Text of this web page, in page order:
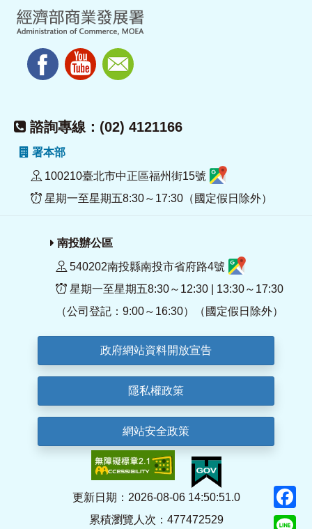
諮詢專線：(02) 4121166
署本部
100210臺北市中正區福州街15號
星期一至星期五8:30～17:30（國定假日除外）
南投辦公區
540202南投縣南投市省府路4號
星期一至星期五8:30～12:30 | 13:30～17:30
（公司登記：9:00～16:30）（國定假日除外）
政府網站資料開放宣告
隱私權政策
網站安全政策
更新日期：2026-08-06 14:50:51.0
累積瀏覽人次：477472529